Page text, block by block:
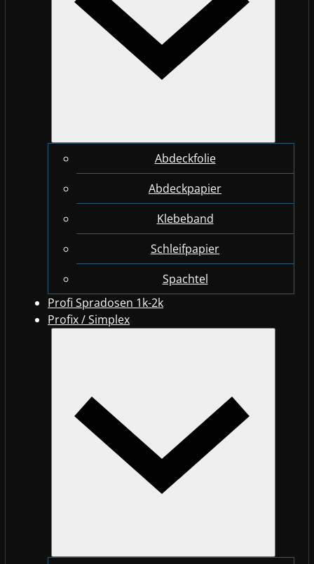
Abdeckfolie
Abdeckpapier
Klebeband
Schleifpapier
Spachtel
Profi Spradosen 1k-2k
Profix / Simplex